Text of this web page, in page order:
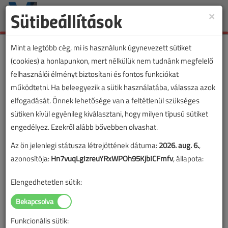
Toggle
×
Sütibeállítások
Mint a legtöbb cég, mi is használunk úgynevezett sütiket
(cookies) a honlapunkon, mert nélkülük nem tudnánk megfelelő
felhasználói élményt biztosítani és fontos funkciókat
működtetni. Ha beleegyezik a sütik használatába, válassza azok
elfogadását. Önnek lehetősége van a feltétlenül szükséges
sütiken kívül egyénileg kiválasztani, hogy milyen típusú sütiket
engedélyez. Ezekről alább bővebben olvashat.
Az ön jelenlegi státusza létrejöttének dátuma:2026. aug. 6.,
azonosítója:Hn7vuqLgIzreuYRxWPOh95KjbICFmfv, állapota:
Elengedhetetlen sütik:
Funkcionális sütik: